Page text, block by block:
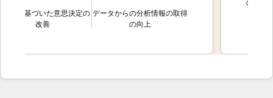
に基づいた意思決定の
改善
データからの分析情報の取得
の向上
のコミュ